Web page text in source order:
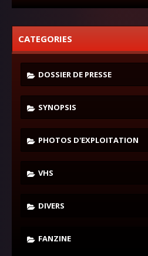
CATEGORIES
DOSSIER DE PRESSE
SYNOPSIS
PHOTOS D'EXPLOITATION
VHS
DIVERS
FANZINE